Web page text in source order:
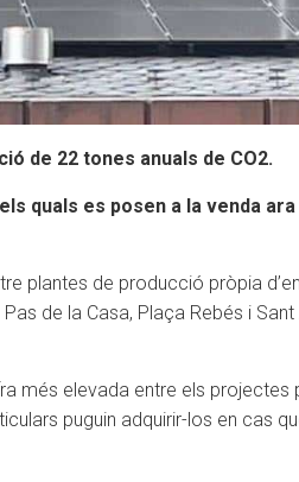
de 22 tones anuals de CO2.
quals es posen a la venda
plantes de producció pròpia
de la Casa, Plaça Rebés i Sant
més elevada entre els projectes
puguin adquirir-los en cas